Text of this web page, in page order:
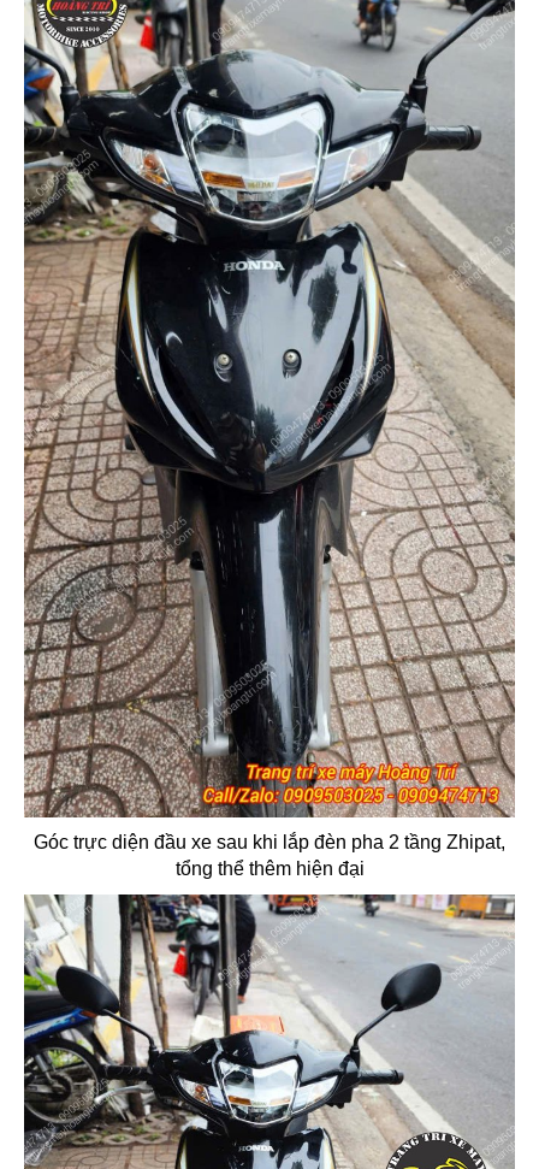
Góc trực diện đầu xe sau khi lắp đèn pha 2 tầng Zhipat,
tổng thể thêm hiện đại